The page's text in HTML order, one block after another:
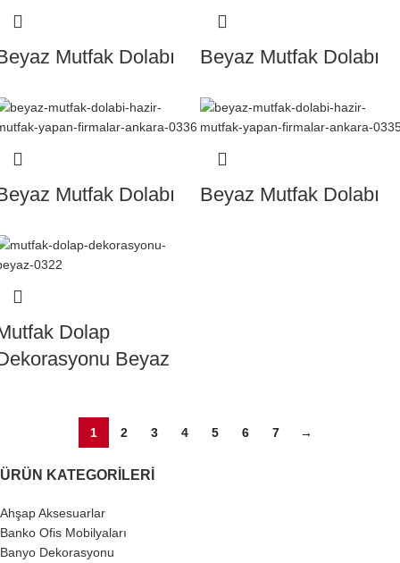
ÜRÜN KATEGORILERI
Ahşap Aksesuarlar
Banko Ofis Mobilyaları
Banyo Dekorasyonu
Mutfak Dolabı Beyaz Mutfak Dolabı
Mutfak Dolabı Beyaz Mutfak Dolabı
Dolap
Beyaz
1 2 3 4 5 6 7 →